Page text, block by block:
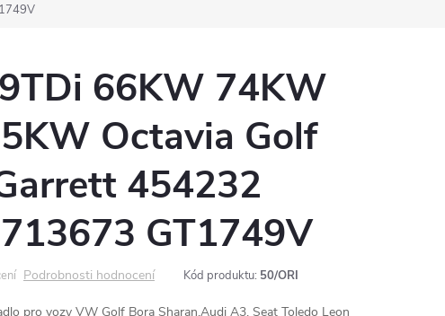
66KW 74KW
Octavia Golf
454232
GT1749V
Podrobnosti hodnocení Kód produktu: 50/ORI
pro vozy VW Golf Bora Sharan,Audi A3, Seat Toledo Leon